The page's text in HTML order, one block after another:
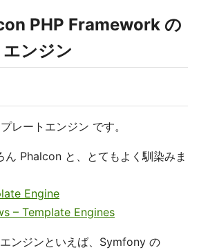
PHP Framework の
ンジン
レートエンジン です。
ん Phalcon と、とてもよく馴染みま
Engine
– Template Engines
ンジンといえば、Symfony の